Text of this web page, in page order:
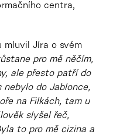
centra,
mluvil Jíra o svém
pro mě něčím,
ale přesto patří do
do Jablonce,
na Filkách, tam u
slyšel řeč,
to pro mě cizina a